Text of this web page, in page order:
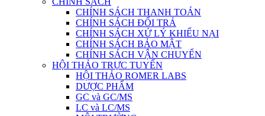
CHÍNH SÁCH THANH TOÁN
CHÍNH SÁCH ĐỔI TRẢ
CHÍNH SÁCH XỬ LÝ KHIẾU NẠI
CHÍNH SÁCH BẢO MẬT
CHÍNH SÁCH VẬN CHUYỂN
HỘI THẢO TRỰC TUYẾN
HỘI THẢO ROMER LABS
DƯỢC PHẨM
GC và GC/MS
LC và LC/MS